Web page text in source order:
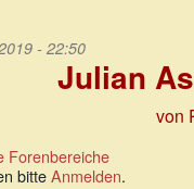
- 22:50
Julian
von
Forenbereiche
bitteAnmelden.